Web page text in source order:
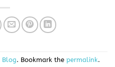
Blog. Bookmark the permalink.